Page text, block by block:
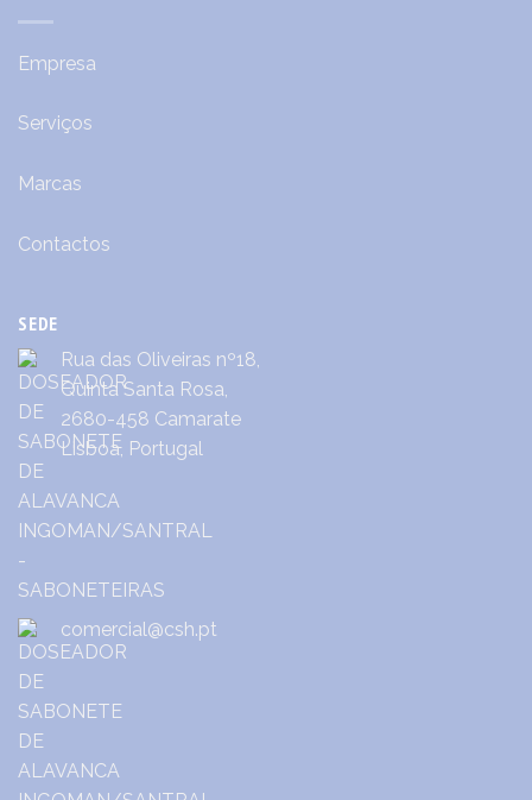
Empresa
Serviços
Marcas
Contactos
SEDE
Rua das Oliveiras nº18,
Quinta Santa Rosa,
2680-458 Camarate
Lisboa, Portugal
comercial@csh.pt